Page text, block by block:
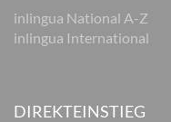
inlingua National A-Z
inlingua International
DIREKTEINSTIEG